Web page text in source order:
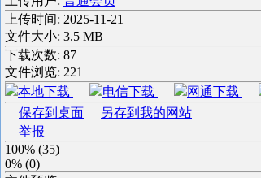
上传时间: 2025-11-21
文件大小: 3.5 MB
下载次数: 87
文件浏览: 221
本地下载
电信下载 网通下载
保存到桌面
另存到我的网站
举报
100% (35)
0% (0)